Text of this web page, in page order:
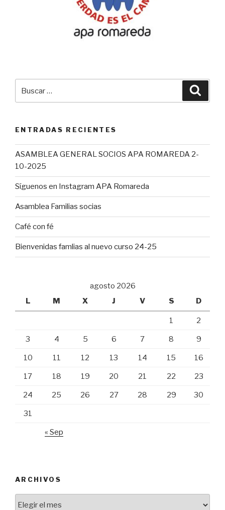
por:
ENTRADAS RECIENTES
ASAMBLEA GENERAL SOCIOS APA ROMAREDA 2-
10-2025
Síguenos en Instagram APA Romareda
Asamblea Familias socias
Café con fé
Bienvenidas famlias al nuevo curso 24-25
agosto 2026
L
M X J V S D
1 2
3 4 5 6 7 8 9
10 11 12 13 14 15 16
17 18 19 20 21 22 23
24 25 26 27 28 29 30
31
« Sep
ARCHIVOS